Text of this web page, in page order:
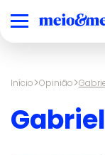
Início>Opinião>